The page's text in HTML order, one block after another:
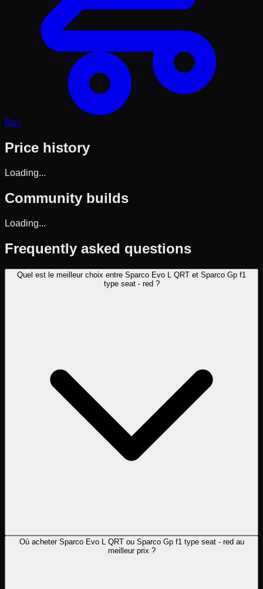
Buy
Price history
Loading...
Community builds
Loading...
Frequently asked questions
Quel est le meilleur choix entre Sparco Evo L QRT et Sparco Gp f1
type seat - red ?
Où acheter Sparco Evo L QRT ou Sparco Gp f1 type seat - red au
meilleur prix ?